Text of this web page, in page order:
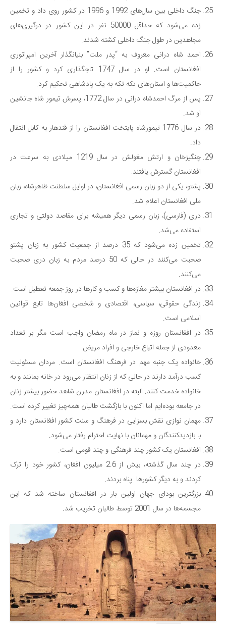
جنگ داخلی بین سال‌های 1992 و 1996 در کشور روی داد و تخمین
زده می‌شود که حداقل 50000 نفر در این کشور در درگیری‌های
مجاهدین در طول جنگ داخلی کشته شدند.
احمد شاه درانی معروف به “پدر ملت” بنیانگذار آخرین امپراتوری
افغانستان است. او در سال 1747 تاجگذاری کرد و کشور را از
حاکمیت‌ها و استان‌های تکه تکه به یک پادشاهی تحکیم کرد.
پس از مرگ احمدشاه درانی در سال 1772، پسرش تیمور شاه جانشین
او شد.
در سال 1776 تیمورشاه پایتخت افغانستان را از قندهار به کابل انتقال
داد.
چنگیزخان و ارتش مغولش در سال 1219 میلادی به سرعت در
افغانستان گسترش یافتند.
پشتو، یکی از دو زبان رسمی افغانستان، در اوایل سلطنت ظاهرشاه، زبان
ملی افغانستان اعلام شد.
دری (فارسی)، زبان رسمی دیگر همیشه برای مقاصد دولتی و تجاری
استفاده می‌شد.
تخمین زده می‌شود که 35 درصد از جمعیت کشور به زبان پشتو
صحبت می‌کنند در حالی که 50 درصد مردم به زبان دری صحبت
می‌کنند.
در افغانستان بیشتر مغازه‌ها و کسب و کارها در روز جمعه تعطیل است.
زندگی حقوقی، سیاسی، اقتصادی و شخصی افغان‌ها تابع قوانین
اسلامی است.
در افغانستان روزه و نماز در ماه رمضان واجب است مگر بر تعداد
معدودی از جمله اتباع خارجی و افراد مریض
خانواده یک جنبه مهم در فرهنگ افغانستان است. مردان مسئولیت
کسب درآمد دارند در حالی که از زنان انتظار می‌رود در خانه بمانند و به
خانواده خدمت کنند. البته در افغانستان مدرن شاهد حضور بیشتر زنان
در جامعه بوده‌ایم اما اکنون با بازگشت طالبان همه‌چیز تغییر کرده است.
مهمان نوازی نقش بسزایی در فرهنگ و سنت کشور افغانستان دارد و
با بازدیدکنندگان و مهمانان با نهایت احترام رفتار می‌شود.
افغانستان یک کشور چند فرهنگی و چند قومی است.
در چند سال گذشته، بیش از 2.6 میلیون افغان، کشور خود را ترک
کردند و به دیگر کشورها پناه بردند.
بزرگترین بودای جهان اولین بار در افغانستان ساخته شد که این
مجسمه‌ها در سال 2001 توسط طالبان تخریب شد.